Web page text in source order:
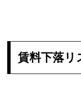
賃料下落リ